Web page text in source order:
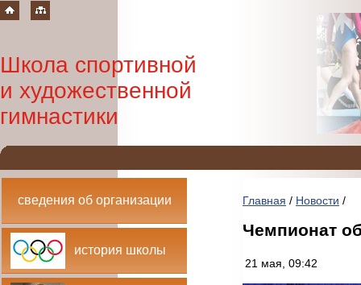
Школа спортивной
и художественной
гимнастики
сведения об организации
история школы
Главная / Новости /
Чемпионат
21 мая, 09:42